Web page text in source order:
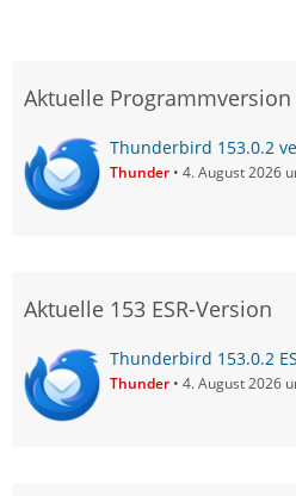
Aktuelle Programmversion
Thunderbird 153.0.2
Thunder 4. August 2026
Aktuelle 153 ESR-Version
Thunderbird 153.0.2
Thunder 4. August 2026